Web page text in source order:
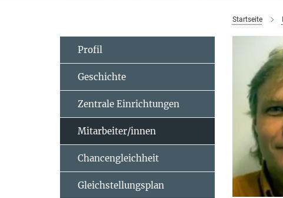
Startseite
Profil
Geschichte
Zentrale Einrichtungen
Mitarbeiter/innen
Chancengleichheit
Gleichstellungsplan